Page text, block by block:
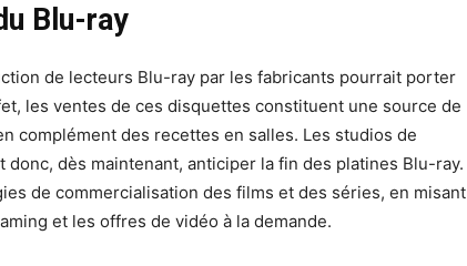
Blu-ray
de lecteurs Blu-ray par les fabricants pourrait porter
les ventes de ces disquettes constituent une source de
complément des recettes en salles. Les studios de
dès maintenant, anticiper la fin des platines Blu-ray.
de commercialisation des films et des séries, en misant
et les offres de vidéo à la demande.